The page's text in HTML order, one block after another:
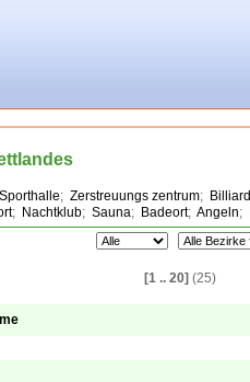
Sporthalle; Zerstreuungs zentrum; Billiard
; Nachtklub; Sauna; Badeort; Angeln;
[1 .. 20] (25)